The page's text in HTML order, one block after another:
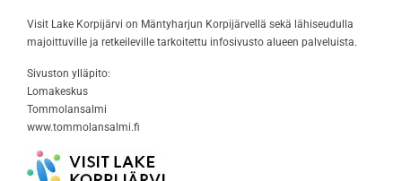
Visit Lake Korpijärvi on Mäntyharjun Korpijärvellä sekä lähiseudulla
majoittuville ja retkeileville tarkoitettu infosivusto alueen palveluista.
Sivuston ylläpito:
Lomakeskus
Tommolansalmi
www.tommolansalmi.fi